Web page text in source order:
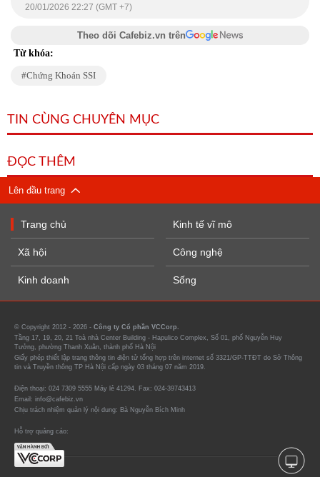
20/01/2026 22:27 (GMT +7)
Theo dõi Cafebiz.vn trên
Từ khóa:
Chứng Khoán SSI
TIN CÙNG CHUYÊN MỤC
ĐỌC THÊM
Lên đầu trang
Trang chủ
Xã hội
Kinh doanh
Kinh tế vĩ mô
Công nghệ
Sống
© Copyright 2012 - 2026 - Công ty Cổ phần VCCorp.
Tầng 17, 19, 20, 21 Toà nhà Center Building - Hapulico Complex, Số 01, phố Nguyễn Huy
Tưởng, phường Thanh Xuân, thành phố Hà Nội
Giấy phép thiết lập trang thông tin điện tử tổng hợp trên internet số 3321/GP-TTĐT do Sở Thông
tin và Truyền thông TP Hà Nội cấp ngày 03 tháng 07 năm 2019.
Điện thoại: 024 7309 5555 Máy lẻ 41294. Fax: 024-39743413
Email: info@cafebiz.vn
Chịu trách nhiệm quản lý nội dung: Bà Nguyễn Bích Minh
Hỗ trợ quảng cáo: